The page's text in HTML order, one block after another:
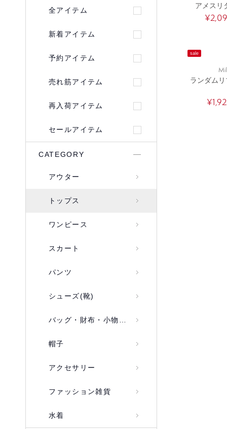
全アイテム
新着アイテム
予約アイテム
売れ筋アイテム
再入荷アイテム
セールアイテム
CATEGORY
アウター
トップス
ワンピース
スカート
パンツ
シューズ(靴)
バッグ・財布・小物入れ
帽子
アクセサリー
ファッション雑貨
水着
アメスリ
sale
ランダム